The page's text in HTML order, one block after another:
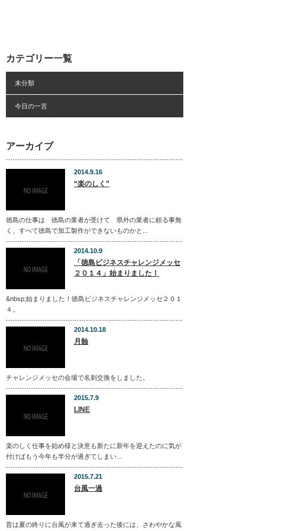
カテゴリー一覧
未分類
今日の一言
アーカイブ
2014.9.16
“楽のしく”
徳島の仕事は 徳島の業者が受けて 県外の業者に頼る事無
く、すべて徳島で加工製作ができないものかと...
2014.10.9
「徳島ビジネスチャレンジメッセ
２０１４」始まりました！
&nbsp;始まりました！徳島ビジネスチャレンジメッセ２０１
４。
2014.10.18
月蝕
チャレンジメッセの会場で名刺交換をしました。
2015.7.9
LINE
楽のしく仕事を始め様と決意も新たに新年を迎えたのに気が
付けばもう今年も半分が過ぎてしまい...
2015.7.21
台風一過
昔は夏の終りに台風が来て過ぎ去った後には、さわやかな風